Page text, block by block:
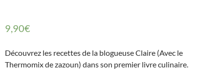
9,90€
Découvrez les recettes de la blogueuse Claire (Avec le
Thermomix de zazoun) dans son premier livre culinaire.